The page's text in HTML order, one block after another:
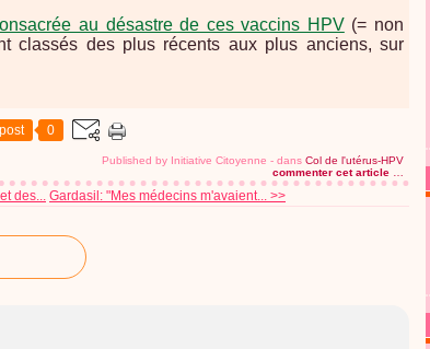
au désastre de ces vaccins HPV(= non
classés des plus récents aux plus anciens, sur
0
Published by Initiative Citoyenne - dans Col de l'utérus-HPV
commenter cet article
des... Gardasil: "Mes médecins m'avaient... >>